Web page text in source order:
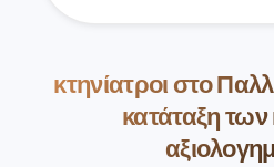
κτηνίατροι στο
κατάταξη